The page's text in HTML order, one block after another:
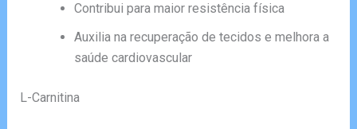
Contribui para maior resistência física
Auxilia na recuperação de tecidos e melhora a
saúde cardiovascular
L-Carnitina